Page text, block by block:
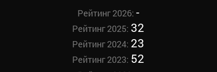
Рейтинг 2026: -
Рейтинг 2025: 32
Рейтинг 2024: 23
Рейтинг 2023: 52